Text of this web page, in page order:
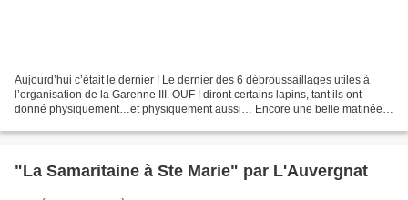
Aujourd’hui c’était le dernier ! Le dernier des 6 débroussaillages utiles à
l’organisation de la Garenne III. OUF ! diront certains lapins, tant ils ont
donné physiquement…et physiquement aussi… Encore une belle matinée à
"La Samaritaine à Ste Marie" par L'Auvergnat